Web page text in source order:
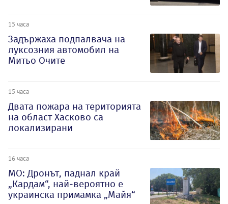
15 часа
Задържаха подпалвача на
луксозния автомобил на
Митьо Очите
15 часа
Двата пожара на територията
на област Хасково са
локализирани
16 часа
МО: Дронът, паднал край
„Кардам“, най-вероятно е
украинска примамка „Майя“